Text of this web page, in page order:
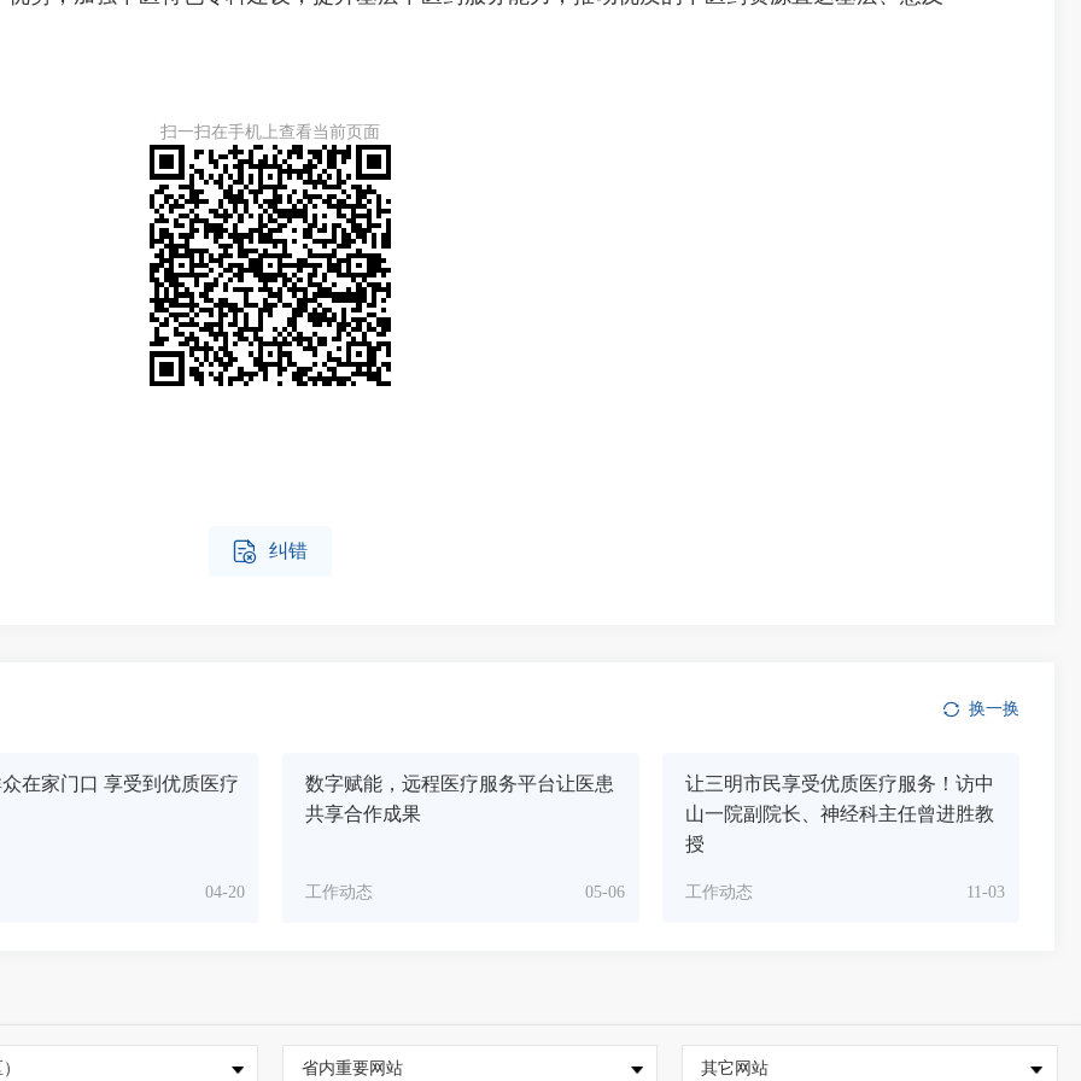
扫一扫在手机上查看当前页面
 纠错
换一换
在家门口 享受到优质医疗
04-20
数字赋能，远程医疗服务平台让医患
共享合作成果
05-06
工作动态
让三明市民享受优质医疗服务！访中
山一院副院长、神经科主任曾进胜教
授
11-03
工作动态
省内重要网站 其它网站